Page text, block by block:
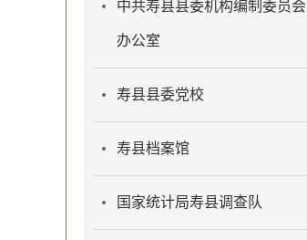
中共寿县县委机构编制委员会
办公室
寿县县委党校
寿县档案馆
国家统计局寿县调查队